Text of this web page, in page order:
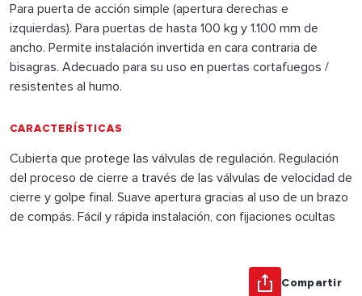
Para puerta de acción simple (apertura derechas e
izquierdas). Para puertas de hasta 100 kg y 1.100 mm de
ancho. Permite instalación invertida en cara contraria de
bisagras. Adecuado para su uso en puertas cortafuegos /
resistentes al humo.
CARACTERÍSTICAS
Cubierta que protege las válvulas de regulación. Regulación
del proceso de cierre a través de las válvulas de velocidad de
cierre y golpe final. Suave apertura gracias al uso de un brazo
de compás. Fácil y rápida instalación, con fijaciones ocultas
Compartir